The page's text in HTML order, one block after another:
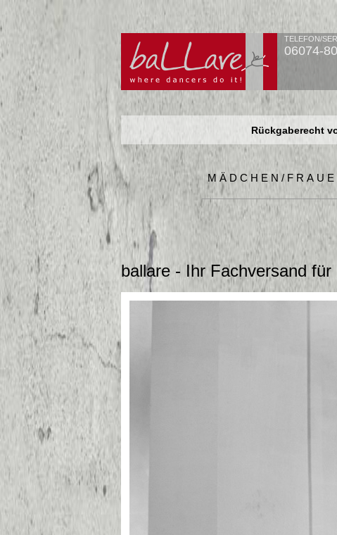
TELEFON/
06074-
Rückgaberecht
Rückgaberecht
Rückgaberecht
MÄDCHEN/
ballare - Ihr Fachversand